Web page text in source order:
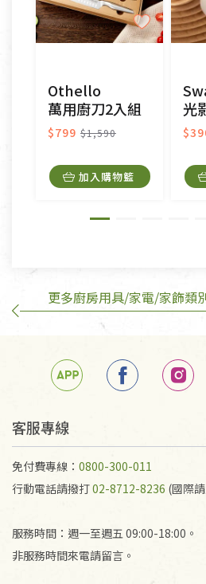
不適用七天鑑賞期商品：
以數位或電磁紀錄形式儲存之
接受原片換新。
衣飾鞋類-如T恤，如於送達後
美容保養用品、內衣褲、襪子
內衣褲、襪子、口罩個人衛生
外,依據《通訊交易解除權合理
不在此限。
訂購手抄稿退貨需知：
手抄稿進行退貨時，請務必保
若未保持原包裝方式或未使用
任何折損、磨損、污損或凹角
不接受退貨之手抄稿，為敬重法
代為結緣處理等。 若需將手抄
產生的運費100元/箱將由消費者
Othello
萬用廚刀2入組
$799 $1,590
加入購物籃
光
更多廚房用具/家電/家飾類
客服專線
免付費專線： 0800-300-011
行動電話請撥打02-8712-8236 (國際
服務時間：週一至週五 09:00-18:00。
非服務時間來電請留言。